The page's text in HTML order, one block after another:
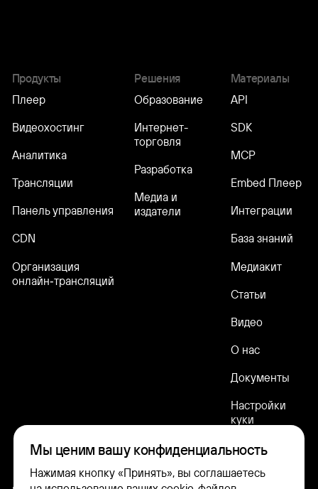
Продукты
Плеер
Видеохостинг
Аналитика
Трансляции
Панель управления
CDN
Организация
онлайн‑трансляций
Решения
Образование
Интернет-
торговля
Разработка
Медиа и
издатели
Материалы
API
SDK
MCP
Embed Плеер
Интеграции
База знаний
Медиакит
Статьи
Видео
О нас
Документы
Настройки
куки
Мы ценим вашу конфиденциальность
Нажимая кнопку «Принять», вы соглашаетесь